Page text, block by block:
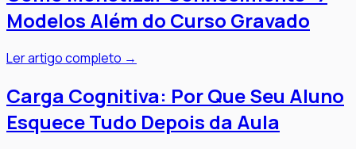
Modelos Além do Curso Gravado
Ler artigo completo →
Carga Cognitiva: Por Que Seu Aluno
Esquece Tudo Depois da Aula